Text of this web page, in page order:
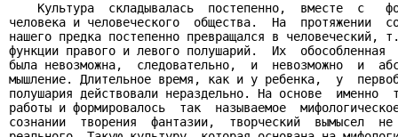
Культура  складывалась  постепенно,  вместе  с
человека и человеческого  общества.  На  протяжении
нашего предка постепенно превращался в человеческий,
функции правого и левого полушарий.  Их  обособленная
была невозможна,  следовательно,  и  невозможно  и
мышление. Длительное время, как и у ребенка,  у
полушария действовали нераздельно. На основе  именно
работы и формировалось  так  называемое
сознании  творения  фантазии,  творческий  вымысел